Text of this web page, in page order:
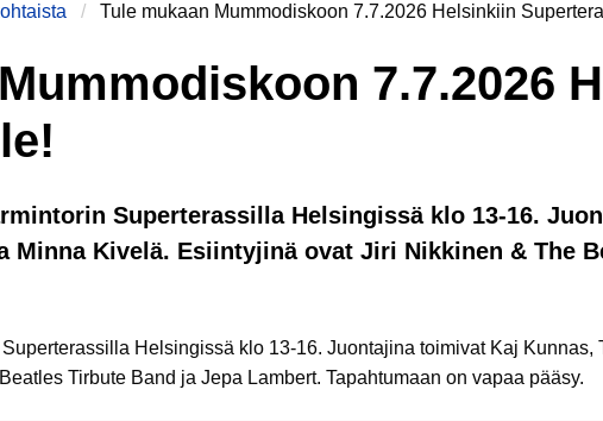
Tule mukaan Mummodiskoon 7.7.2026 Helsinkiin
7.7.2026
Superterassilla Helsingissä klo 13-16.
Minna Kivelä. Esiintyjinä ovat Jiri Nikkinen & The
Helsingissä klo 13-16. Juontajina toimivat Kaj
Tirbute Band ja Jepa Lambert. Tapahtumaan on vapaa pääsy.